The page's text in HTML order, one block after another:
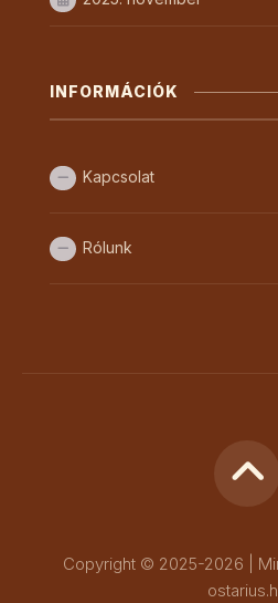
INFORMÁCIÓK
Kapcsolat
Rólunk
Copyright © 2025-2026 |